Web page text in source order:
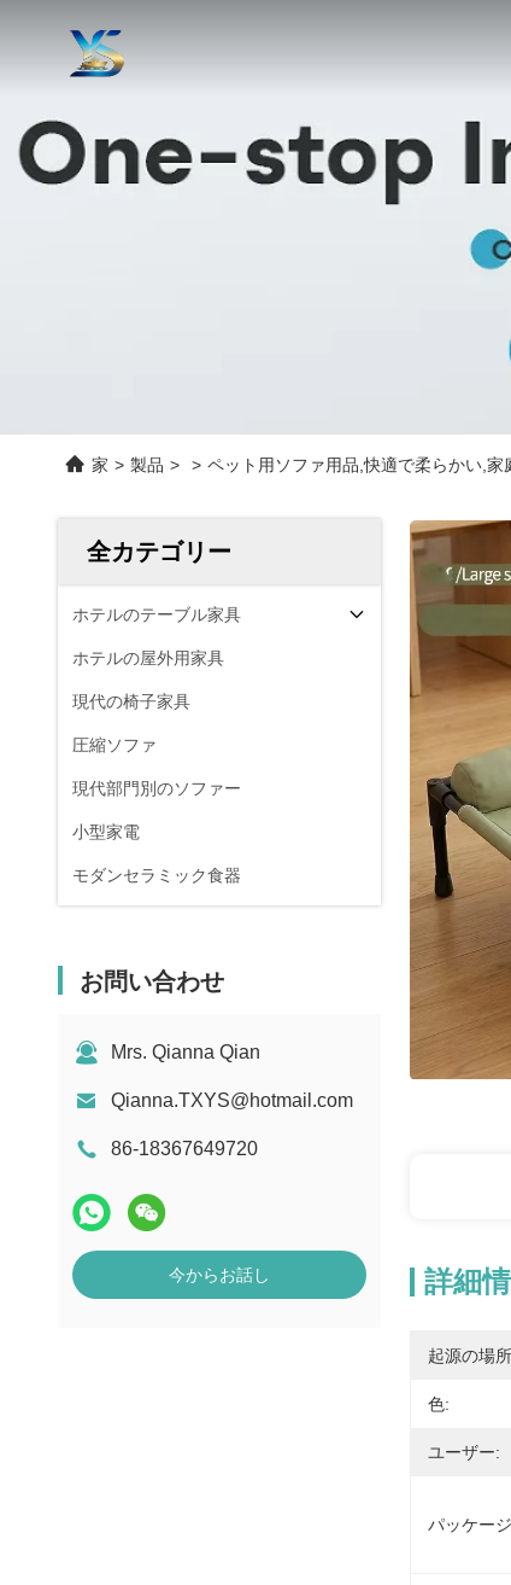
家 > 製品 > > ペット用ソファ用品,快適で柔らかい,
全カテゴリー
ホテルのテーブル家具
ホテルの屋外用家具
現代の椅子家具
圧縮ソファ
現代部門別のソファー
小型家電
モダンセラミック食器
お問い合わせ
Mrs. Qianna Qian
Qianna.TXYS@hotmail.com
86-18367649720
今からお話し 詳細
起源の場
色:
ユーザー:
パッケー